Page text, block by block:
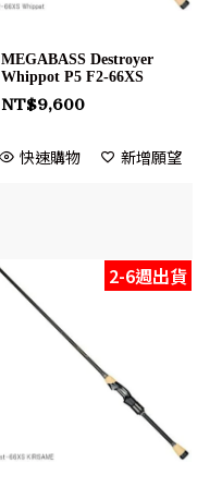
MEGABASS Destroyer
Whippot P5 F2-66XS
NT$9,600
快速購物 新增願望
2-6週出貨